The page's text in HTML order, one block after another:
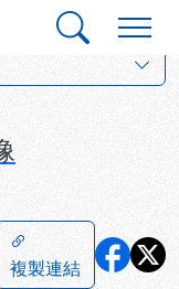
複製連結